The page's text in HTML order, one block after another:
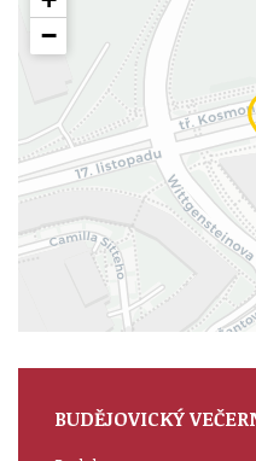
−
BUDĚJOVICKÝ